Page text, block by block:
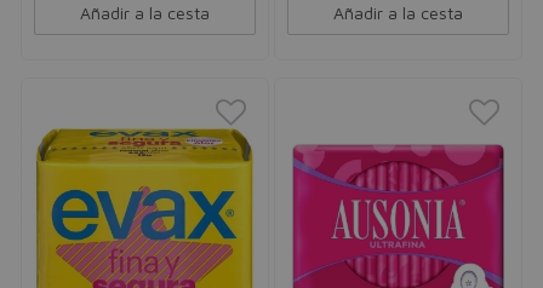
Añadir a la cesta Añadir a la cesta